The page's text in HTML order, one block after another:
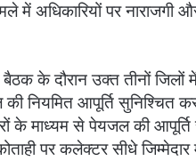
में अधिकारियों पर नाराजगी
बैठक के दौरान उक्त तीनों
नियमित आपूर्ति सुनिश्चित
के माध्यम से पेयजल की आपूर्ति
पर कलेक्टर सीधे